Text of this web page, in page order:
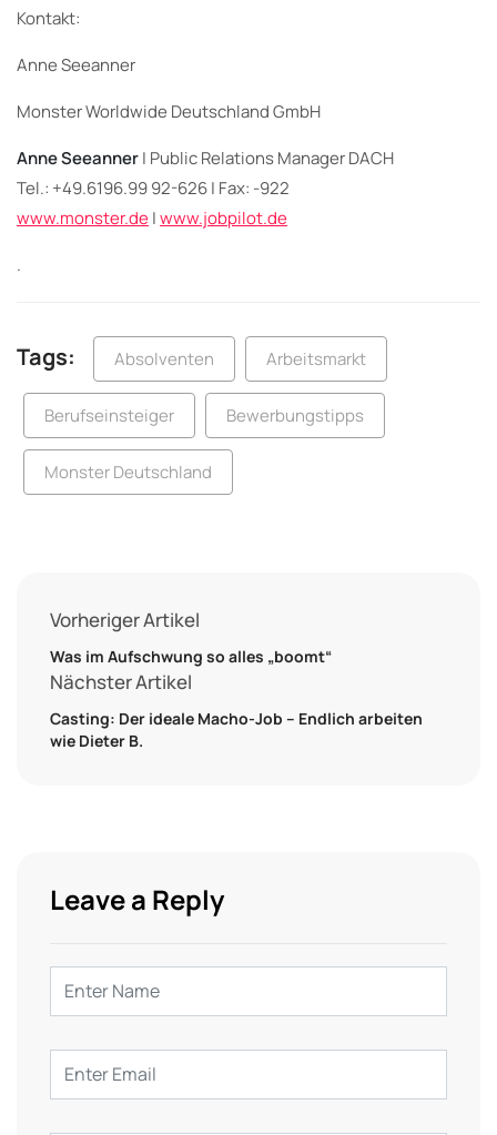
Kontakt:
Anne Seeanner
Monster Worldwide Deutschland GmbH
Anne Seeanner| Public Relations Manager DACH
Tel.: +49.6196.99 92-626 | Fax: -922
www.monster.de|www.jobpilot.de
.
Tags: Absolventen Arbeitsmarkt
Berufseinsteiger Bewerbungstipps
Monster Deutschland
Vorheriger Artikel
Was im Aufschwung so alles „boomt“
Nächster Artikel
Casting: Der ideale Macho-Job – Endlich arbeiten
wie Dieter B.
Leave a Reply